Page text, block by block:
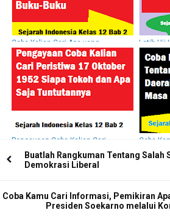
Coba Kalian Cari Apa yang
Dimaksud golongan Fungsional
Melalui Buku-Buku
Latih Uji
Pengayaan Coba Kalian Cari
Tokoh dan Apa Saja Tuntutannya
Coba
pada
Buatlah Rangkuman Tentang Salah
Demokrasi Liberal
Coba Kamu Cari Informasi, Pemikiran
Presiden Soekarno melalui